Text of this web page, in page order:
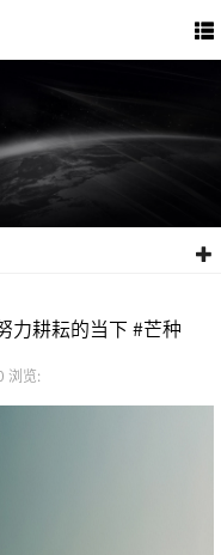
力耕耘的当下 #芒种
浏览: